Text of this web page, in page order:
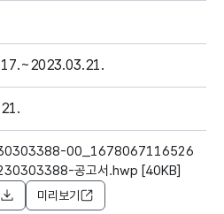
00_1678067116526
공고서.hwp [40KB]
미리보기